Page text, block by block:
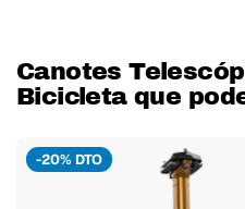
Canotes
Bicicleta que
-20% DTO